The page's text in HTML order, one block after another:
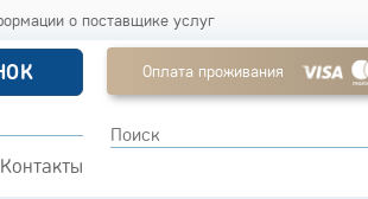
о поставщике услуг
Контакты
Оплата проживания